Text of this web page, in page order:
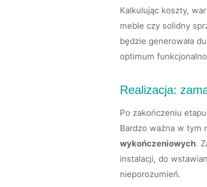
Kalkulując koszty,
meble czy solidny
będzie generowała
optimum
Realizacja:
Po zakończeniu
Bardzo ważna w tym
wykończeniowych.
instalacji, do
nieporozumień.